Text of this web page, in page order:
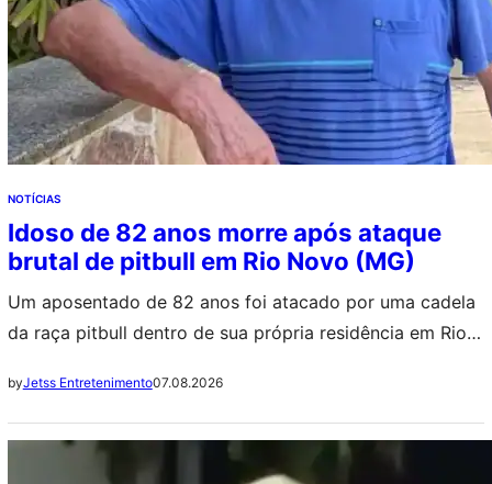
NOTÍCIAS
Idoso de 82 anos morre após ataque
brutal de pitbull em Rio Novo (MG)
Um aposentado de 82 anos foi atacado por uma cadela
da raça pitbull dentro de sua própria residência em Rio
noite de quarta-feira (05). O animal invadiu o imóvel por
um buraco no muro que divide as casas vizinhas,
deixando a vítima gravemente ferida.++…
byJetss Entretenimento07.08.2026